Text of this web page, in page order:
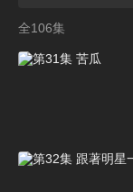
全106集